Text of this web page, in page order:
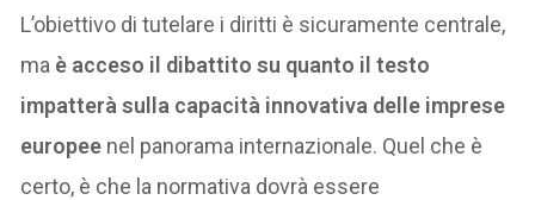
L’obiettivo di tutelare i diritti è sicuramente centrale,
ma è acceso il dibattito su quanto il testo
impatterà sulla capacità innovativa delle imprese
europee nel panorama internazionale. Quel che è
certo, è che la normativa dovrà essere